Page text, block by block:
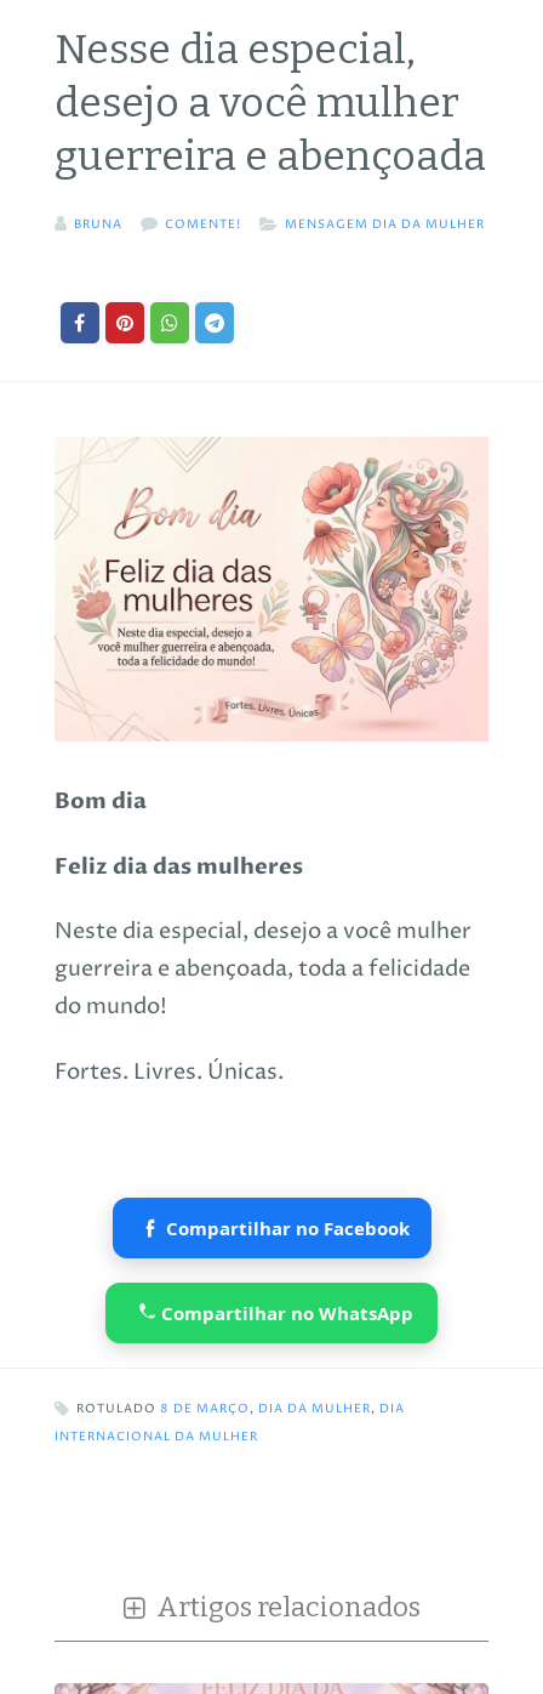
Nesse dia especial,
desejo a você mulher
guerreira e abençoada
BRUNA COMENTE! MENSAGEM DIA DA MULHER
Bom dia
Feliz dia das mulheres
Neste dia especial, desejo a você mulher
guerreira e abençoada, toda a felicidade
do mundo!
Fortes. Livres. Únicas.
Compartilhar no Facebook
Compartilhar no WhatsApp
ROTULADO 8 DE MARÇO , DIA DA MULHER, DIA
INTERNACIONAL DA MULHER
Artigos relacionados